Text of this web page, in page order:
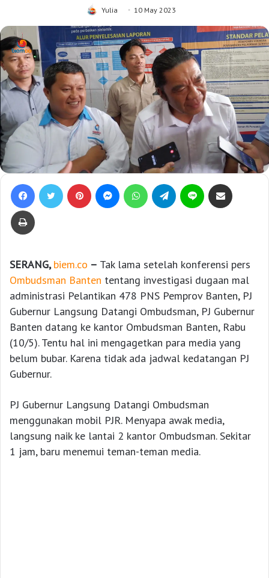
Yulia 10 May 2023
SERANG,biem.co – Tak lama setelah konferensi pers
Ombudsman Banten tentang investigasi dugaan mal
administrasi Pelantikan 478 PNS Pemprov Banten, PJ
Gubernur Langsung Datangi Ombudsman, PJ Gubernur
Banten datang ke kantor Ombudsman Banten, Rabu
(10/5). Tentu hal ini mengagetkan para media yang
belum bubar. Karena tidak ada jadwal kedatangan PJ
Gubernur.
PJ Gubernur Langsung Datangi Ombudsman
menggunakan mobil PJR. Menyapa awak media,
langsung naik ke lantai 2 kantor Ombudsman. Sekitar
1 jam, baru menemui teman-teman media.